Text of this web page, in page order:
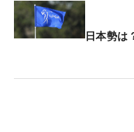
日本勢